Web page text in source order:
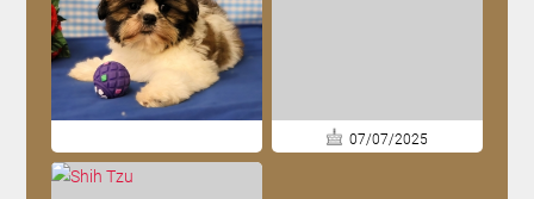
07/07/2025